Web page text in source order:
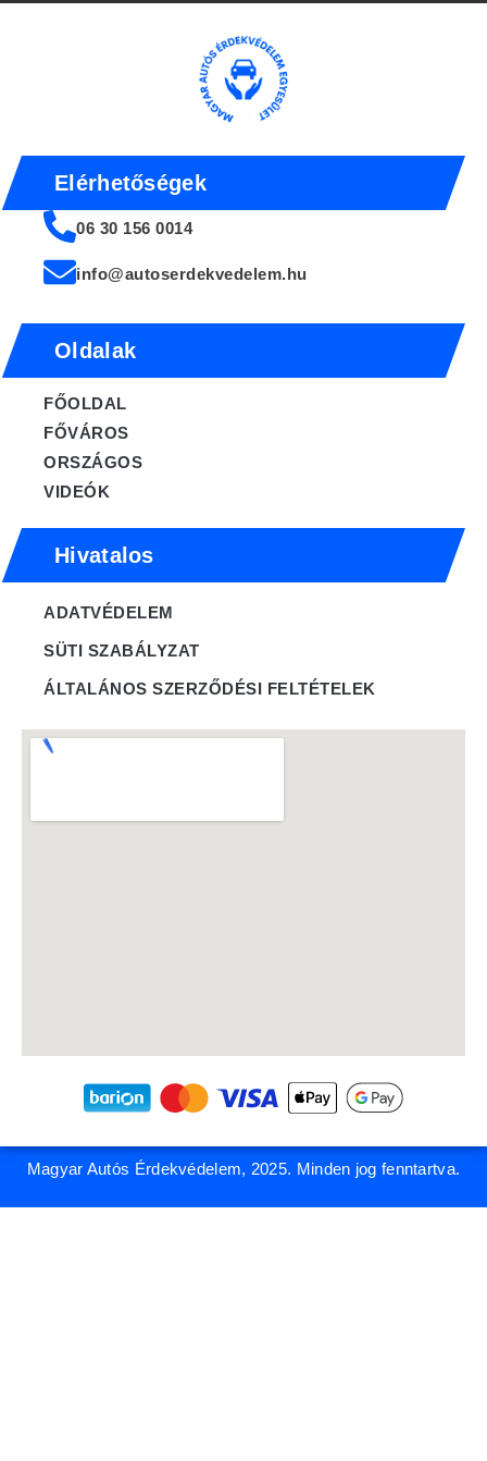
Elérhetőségek
06 30 156 0014
info@autoserdekvedelem.hu
FŐOLDAL
FŐVÁROS
ORSZÁGOS
VIDEÓK
Oldalak
ADATVÉDELEM
SÜTI SZABÁLYZAT
ÁLTALÁNOS SZERZŐDÉSI FELTÉTELEK
Hivatalos
Magyar Autós Érdekvédelem, 2025. Minden jog fenntartva.